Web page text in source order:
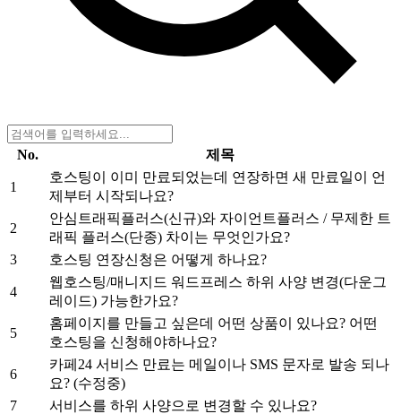
No. 제목
1
호스팅이 이미 만료되었는데 연장하면 새 만료일이 언
제부터 시작되나요?
2
안심트래픽플러스(신규)와 자이언트플러스 / 무제한 트
래픽 플러스(단종) 차이는 무엇인가요?
3
호스팅 연장신청은 어떻게 하나요?
4
웹호스팅/매니지드 워드프레스 하위 사양 변경(다운그
레이드) 가능한가요?
5
홈페이지를 만들고 싶은데 어떤 상품이 있나요? 어떤
호스팅을 신청해야하나요?
6
카페24 서비스 만료는 메일이나 SMS 문자로 발송 되나
요? (수정중)
7
서비스를 하위 사양으로 변경할 수 있나요?